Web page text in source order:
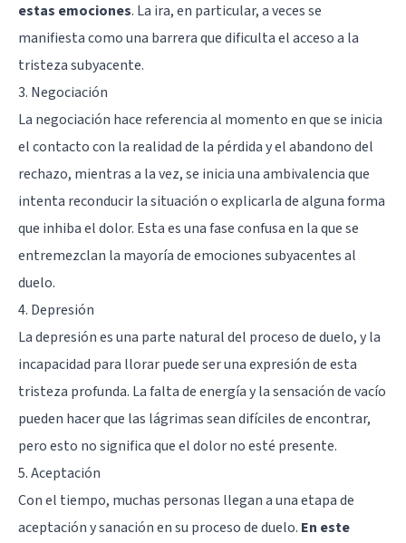
estas emociones. La ira, en particular, a veces se
manifiesta como una barrera que dificulta el acceso a la
tristeza subyacente.
3. Negociación
La negociación hace referencia al momento en que se inicia
el contacto con la realidad de la pérdida y el abandono del
rechazo, mientras a la vez, se inicia una ambivalencia que
intenta reconducir la situación o explicarla de alguna forma
que inhiba el dolor. Esta es una fase confusa en la que se
entremezclan la mayoría de emociones subyacentes al
duelo.
4. Depresión
La depresión es una parte natural del proceso de duelo, y la
incapacidad para llorar puede ser una expresión de esta
tristeza profunda. La falta de energía y la sensación de vacío
pueden hacer que las lágrimas sean difíciles de encontrar,
pero esto no significa que el dolor no esté presente.
5. Aceptación
Con el tiempo, muchas personas llegan a una etapa de
aceptación y sanación en su proceso de duelo. En este